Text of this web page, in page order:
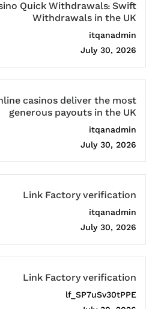
Quick Withdrawals: Swift
Withdrawals in the UK
itqanadmin
July 30, 2026
casinos deliver the most
generous payouts in the UK
itqanadmin
July 30, 2026
Link Factory verification
itqanadmin
July 30, 2026
Link Factory verification
lf_SP7uSv30tPPE